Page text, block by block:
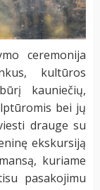
ceremonija
kultūros
kauniečių,
bei jų
drauge su
ekskursiją
kuriame
pasakojimu